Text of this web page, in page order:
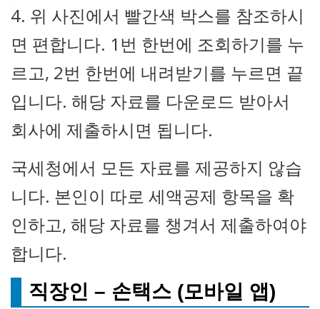
4. 위 사진에서 빨간색 박스를 참조하시
면 편합니다. 1번 한번에 조회하기를 누
르고, 2번 한번에 내려받기를 누르면 끝
입니다. 해당 자료를 다운로드 받아서
회사에 제출하시면 됩니다.
국세청에서 모든 자료를 제공하지 않습
니다. 본인이 따로 세액공제 항목을 확
인하고, 해당 자료를 챙겨서 제출하여야
합니다.
직장인 – 손택스 (모바일 앱)